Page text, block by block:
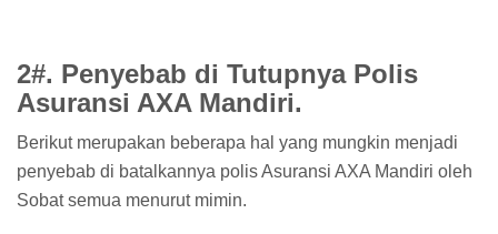
2#. Penyebab di Tutupnya Polis
Asuransi AXA Mandiri.
Berikut merupakan beberapa hal yang mungkin menjadi
penyebab di batalkannya polis Asuransi AXA Mandiri oleh
Sobat semua menurut mimin.